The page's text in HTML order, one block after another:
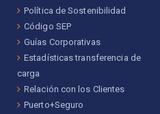
Política de Sostenibilidad
Código SEP
Guías Corporativas
Estadísticas transferencia de
carga
Relación con los Clientes
Puerto+Seguro